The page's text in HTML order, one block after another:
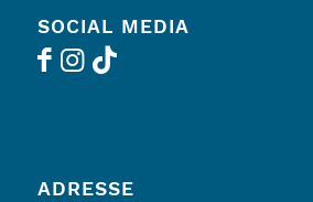
SOCIAL MEDIA
ADRESSE